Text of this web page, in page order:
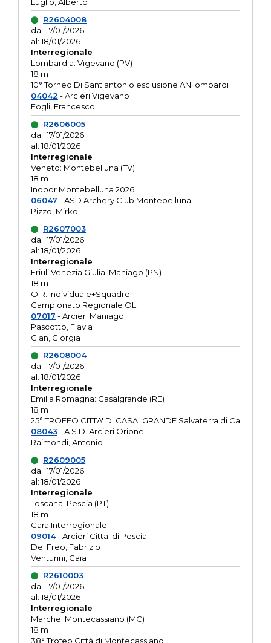
R2604008
dal: 17/01/2026
al: 18/01/2026
Interregionale
Lombardia: Vigevano (PV)
18 m
10° Torneo Di Sant'antonio esclusione AN lombardi
04042 - Arcieri Vigevano
Fogli, Francesco
R2606005
dal: 17/01/2026
al: 18/01/2026
Interregionale
Veneto: Montebelluna (TV)
18 m
Indoor Montebelluna 2026
06047 - ASD Archery Club Montebelluna
Pizzo, Mirko
R2607003
dal: 17/01/2026
al: 18/01/2026
Interregionale
Friuli Venezia Giulia: Maniago (PN)
18 m
O.R. Individuale+Squadre
Campionato Regionale OL
07017 - Arcieri Maniago
Pascotto, Flavia
Cian, Giorgia
R2608004
dal: 17/01/2026
al: 18/01/2026
Interregionale
Emilia Romagna: Casalgrande (RE)
18 m
25° TROFEO CITTA' DI CASALGRANDE Salvaterra di Ca
08043- A.S.D. Arcieri Orione
Raimondi, Antonio
R2609005
dal: 17/01/2026
al: 18/01/2026
Interregionale
Toscana: Pescia (PT)
18 m
Gara Interregionale
09014- Arcieri Citta' di Pescia
Del Freo, Fabrizio
Venturini, Gaia
R2610003
dal: 17/01/2026
al: 18/01/2026
Interregionale
Marche: Montecassiano (MC)
18 m
38° Trofeo Città di Montecassiano